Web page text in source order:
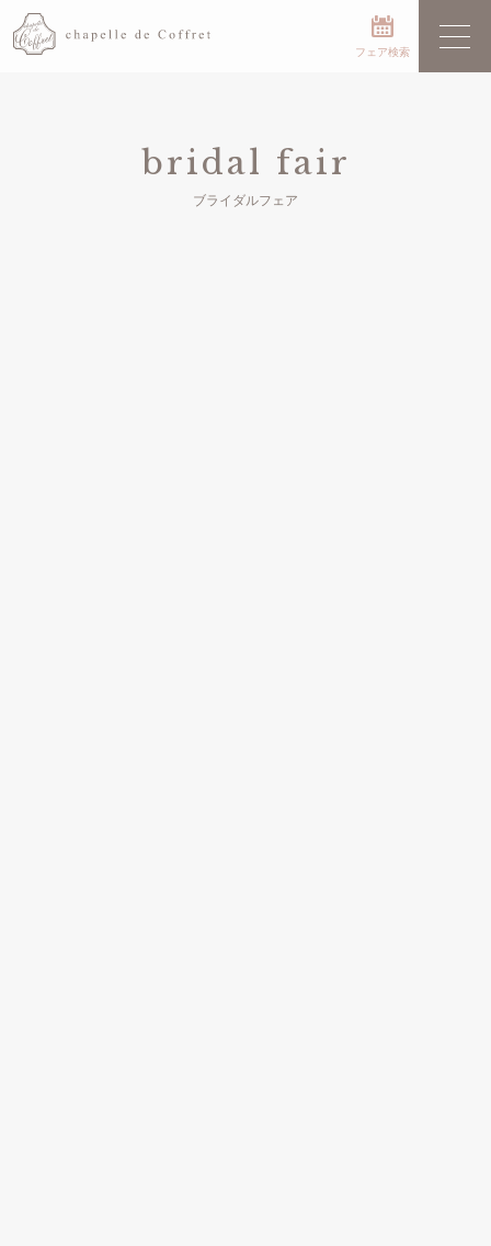
フェア検索
bridal fair
ブライダルフェア